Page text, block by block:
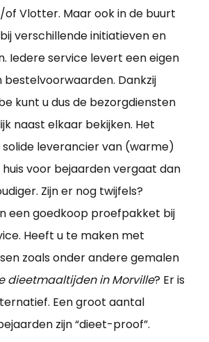
of Vlotter. Maar ook in de buurt
verschillende initiatieven en
Iedere service levert een eigen
Dankzij
kunt u dus de bezorgdiensten
naast elkaar bekijken. Het
solide leverancier van (warme)
voor bejaarden vergaat dan
Zijn er nog twijfels?
een goedkoop proefpakket bij
Heeft u te maken met
zoals onder andere gemalen
dieetmaaltijden in Morville? Er is
Een groot aantal
zijn “dieet-proof”.